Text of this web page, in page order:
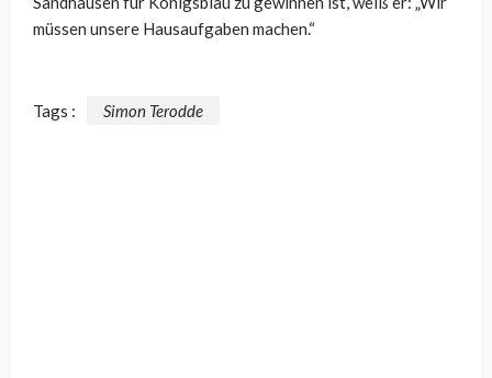
müssen unsere Hausaufgaben machen.“
Tags : Simon Terodde